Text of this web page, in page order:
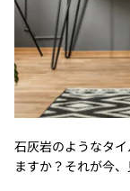
石灰岩のようなタ
ますか？それが今、